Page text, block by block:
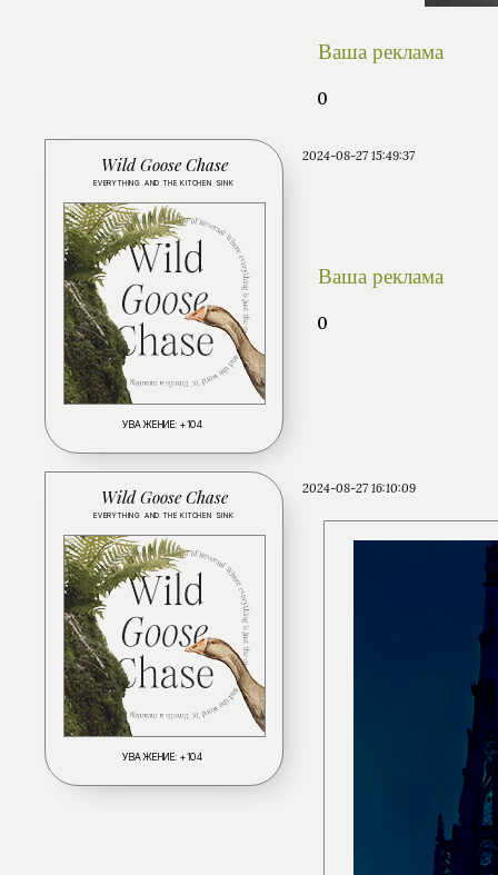
Ваша реклама
0
2024-08-27 15:49:37
Wild Goose Chase
EVERYTHING AND THE KITCHEN SINK
УВАЖЕНИЕ: +104
Ваша реклама
0
2024-08-27 16:10:09
Wild Goose Chase
EVERYTHING AND THE KITCHEN SINK
УВАЖЕНИЕ: +104